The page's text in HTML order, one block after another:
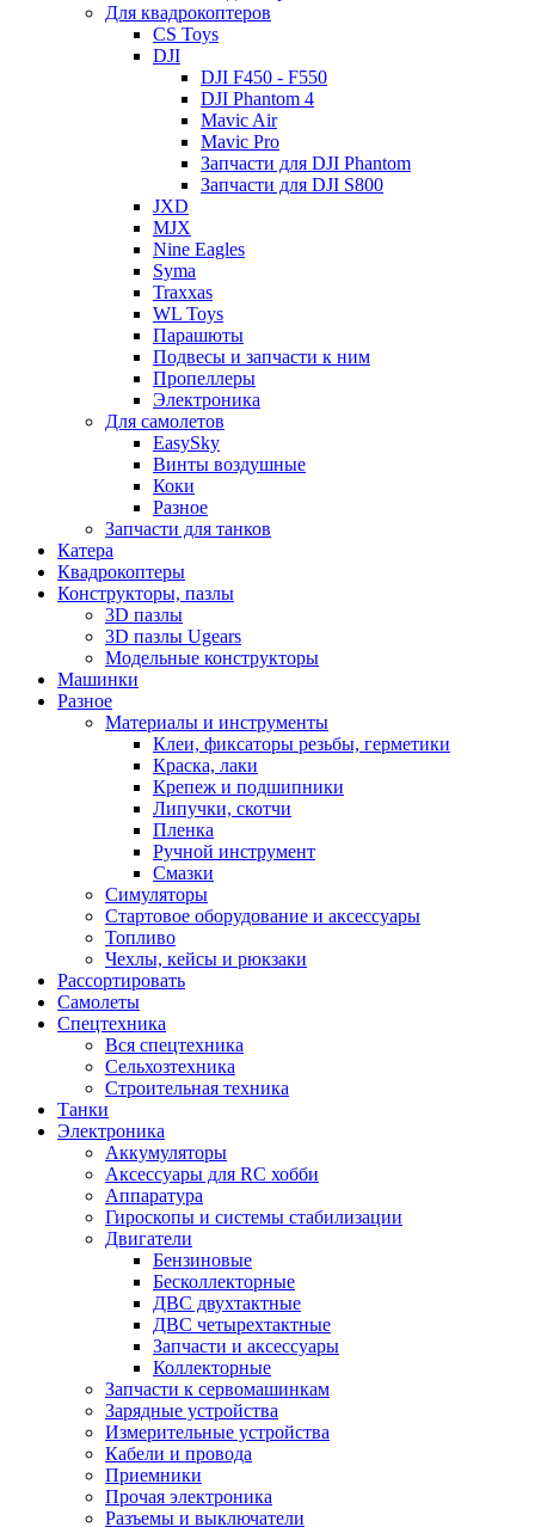
Для квадрокоптеров
CS Toys
DJI
DJI F450 - F550
DJI Phantom 4
Mavic Air
Mavic Pro
Запчасти для DJI Phantom
Запчасти для DJI S800
JXD
MJX
Nine Eagles
Syma
Traxxas
WL Toys
Парашюты
Подвесы и запчасти к ним
Пропеллеры
Электроника
Для самолетов
EasySky
Винты воздушные
Коки
Разное
Запчасти для танков
Катера
Квадрокоптеры
Конструкторы, пазлы
3D пазлы
3D пазлы Ugears
Модельные конструкторы
Машинки
Разное
Материалы и инструменты
Клеи, фиксаторы резьбы, герметики
Краска, лаки
Крепеж и подшипники
Липучки, скотчи
Пленка
Ручной инструмент
Смазки
Симуляторы
Стартовое оборудование и аксессуары
Топливо
Чехлы, кейсы и рюкзаки
Рассортировать
Самолеты
Спецтехника
Вся спецтехника
Сельхозтехника
Строительная техника
Танки
Электроника
Аккумуляторы
Аксессуары для RC хобби
Аппаратура
Гироскопы и системы стабилизации
Двигатели
Бензиновые
Бесколлекторные
ДВС двухтактные
ДВС четырехтактные
Запчасти и аксессуары
Коллекторные
Запчасти к сервомашинкам
Зарядные устройства
Измерительные устройства
Кабели и провода
Приемники
Прочая электроника
Разъемы и выключатели